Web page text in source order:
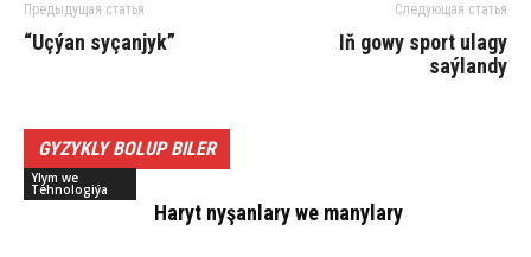
Предыдущая статья
“Uçýan syçanjyk”
Следующая статья
Iň gowy sport ulagy
saýlandy
GYZYKLY BOLUP BILER
Ylym we
Tehnologiýa
Ha­ryt ny­şan­la­ry we ma­ny­la­ry